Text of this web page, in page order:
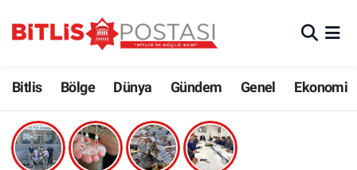
Bitlis Bölge Dünya Gündem Genel Ekonomi
Bölge
Bitlis Trafik Yoğunluk Haritası